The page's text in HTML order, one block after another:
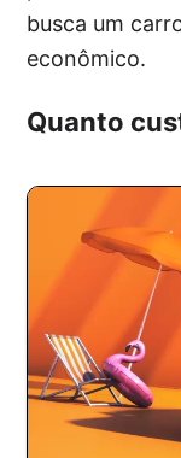
busca um
econômico.
Quanto